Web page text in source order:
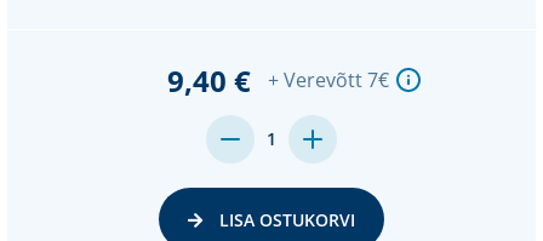
9,40 € + Verevõtt 7€
MENGE
VON
UNDEFINED
1
MENGE
VON
UNDEFINED
LISA OSTUKORVI